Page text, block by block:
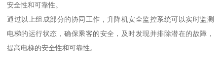
安全性和可靠性。
通过以上组成部分的协同工作，升降机安全监控系统可以实时监测
电梯的运行状态，确保乘客的安全，及时发现并排除潜在的故障，
提高电梯的安全性和可靠性。